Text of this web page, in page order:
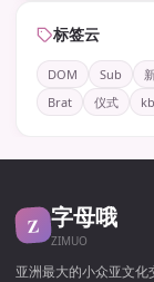
标签云
DOM Sub
Brat
仪式 kb
Z 字母哦
ZIMUO
亚洲最大的小众亚文化